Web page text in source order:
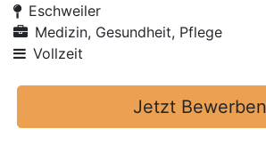
Eschweiler
Medizin, Gesundheit, Pflege
Vollzeit
Jetzt Bewerben